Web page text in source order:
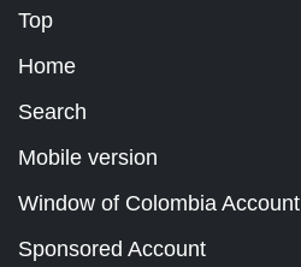
Top
Home
Search
Mobile version
Window of Colombia Account
Sponsored Account